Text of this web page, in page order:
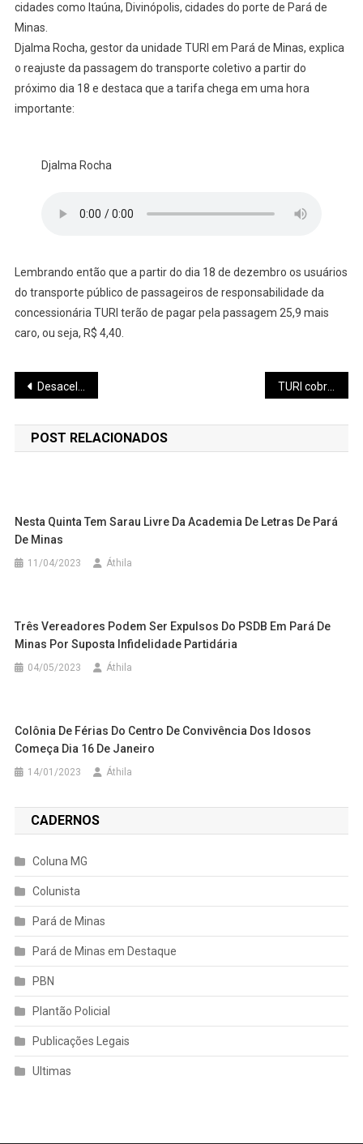
cidades como Itaúna, Divinópolis, cidades do porte de Pará de
Minas.
Djalma Rocha, gestor da unidade TURI em Pará de Minas, explica
o reajuste da passagem do transporte coletivo a partir do
próximo dia 18 e destaca que a tarifa chega em uma hora
importante:
Djalma Rocha
Lembrando então que a partir do dia 18 de dezembro os usuários
do transporte público de passageiros de responsabilidade da
concessionária TURI terão de pagar pela passagem 25,9 mais
caro, ou seja, R$ 4,40.
Navegação
de
Post
Desacelere já: 10 dicas para viver bem o último mês do ano
POST RELACIONADOS
Nesta Quinta Tem Sarau Livre Da Academia De Letras De Pará
De Minas
11/04/2023 Áthila
Três Vereadores Podem Ser Expulsos Do PSDB Em Pará De
Minas Por Suposta Infidelidade Partidária
04/05/2023 Áthila
Colônia De Férias Do Centro De Convivência Dos Idosos
Começa Dia 16 De Janeiro
14/01/2023 Áthila
CADERNOS
Coluna MG
Colunista
Pará de Minas
Pará de Minas em Destaque
PBN
Plantão Policial
Publicações Legais
Ultimas